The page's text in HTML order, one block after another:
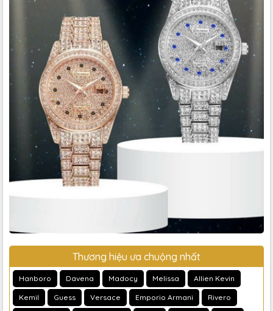
Thương hiệu ưa chuộng nhất
Hanboro Davena Madocy Melissa Allien Kevin
Kemil Guess Versace Emporio Armani Rivero